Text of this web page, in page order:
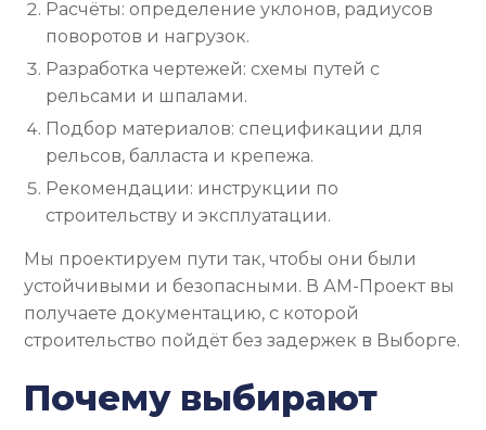
Расчёты: определение уклонов, радиусов
поворотов и нагрузок.
Разработка чертежей: схемы путей с
рельсами и шпалами.
Подбор материалов: спецификации для
рельсов, балласта и крепежа.
Рекомендации: инструкции по
строительству и эксплуатации.
Мы проектируем пути так, чтобы они были
устойчивыми и безопасными. В АМ-Проект вы
получаете документацию, с которой
строительство пойдёт без задержек в Выборге.
Почему выбирают